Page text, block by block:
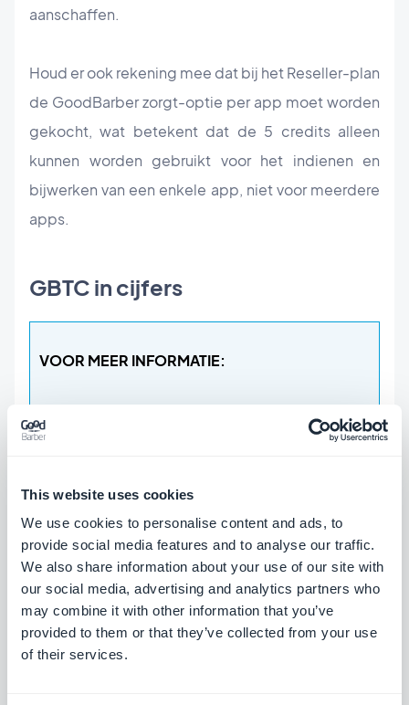
This website uses cookies
We use cookies to personalise content and ads, to
provide social media features and to analyse our traffic.
We also share information about your use of our site with
our social media, advertising and analytics partners who
may combine it with other information that you’ve
provided to them or that they’ve collected from your use
of their services.
aanschaffen.
Houd er ook rekening mee dat bij het Reseller-plan
de GoodBarber zorgt-optie per app moet worden
gekocht, wat betekent dat de 5 credits alleen
kunnen worden gebruikt voor het indienen en
bijwerken van een enkele app, niet voor meerdere
apps.
GBTC in cijfers
VOOR MEER INFORMATIE:
coderingsproces te hoeven doorlopen! Bij
GoodBarber is het online maken van een
app voor iedereen weggelegd, dus aarzel
niet langer en ontdekhoe u een app kunt
maken
Wilt u weten welke GoodBarber-